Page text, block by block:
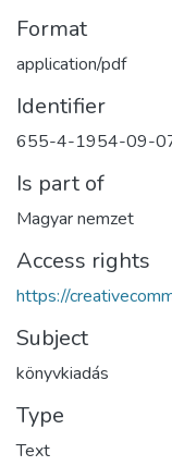
Format
application/pdf
Identifier
655-4-1954-09-
Is part of
Magyar nemzet
Access rights
https://
Subject
könyvkiadás
Type
Text